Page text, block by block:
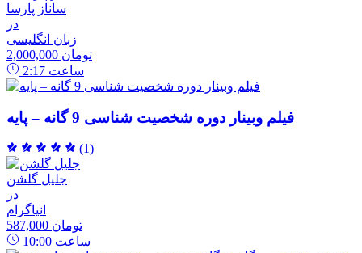
ساناز پارسا
در
زبان انگلیسی
2,000,000 تومان
2:17 ساعت
فیلم وبینار دوره شخصیت شناسی 9 گانه – پایه
(1)
جلیل گلشن
در
انیاگرام
587,000 تومان
10:00 ساعت